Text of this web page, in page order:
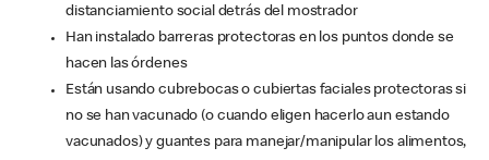
distanciamiento social detrás del mostrador
Han instalado barreras protectoras en los puntos donde se
hacen las órdenes
Están usando cubrebocas o cubiertas faciales protectoras si
no se han vacunado (o cuando eligen hacerlo aun estando
vacunados) y guantes para manejar/manipular los alimentos,